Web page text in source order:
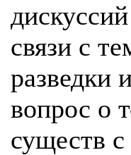
связи с
разведки
вопрос о
существ